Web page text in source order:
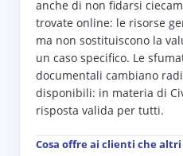
anche di non fidarsi
trovate online: le risorse
ma non sostituiscono la
un caso specifico. Le
documentali cambiano
disponibili: in materia di
risposta valida per tutti.
Cosa offre ai clienti che